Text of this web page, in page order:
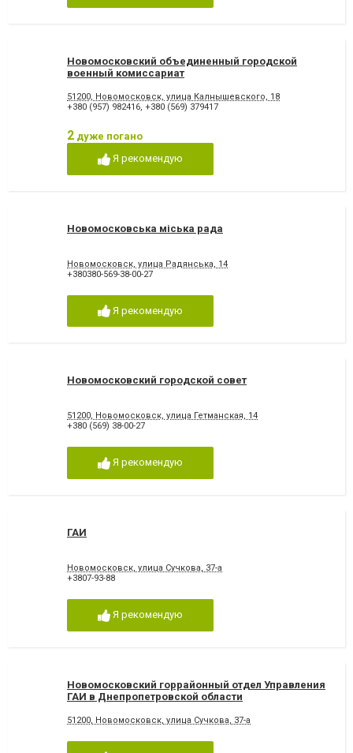
Новомосковский объединенный городской
военный комиссариат
51200, Новомосковск, улица Калнышевского, 18
+380 (957) 982416, +380 (569) 379417
2 дуже погано
Я рекомендую
Новомосковська міська рада
Новомосковск, улица Радянська, 14
+380380-569-38-00-27
Я рекомендую
Новомосковский городской совет
51200, Новомосковск, улица Гетманская, 14
+380 (569) 38-00-27
Я рекомендую
ГАИ
Новомосковск, улица Сучкова, 37-а
+3807-93-88
Я рекомендую
Новомосковский горрайонный отдел Управления
ГАИ в Днепропетровской области
51200, Новомосковск, улица Сучкова, 37-а